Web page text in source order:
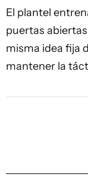
El plantel
puertas
misma idea fija
mantener la